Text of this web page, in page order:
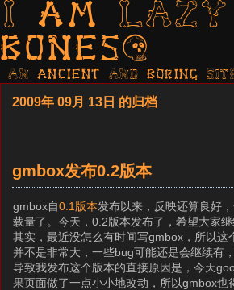
I am LAZY
bones?
AN ancient AND boring
2009年 09月 13日 的归档
gmbox发布0.2版本
gmbox自0.1版本发布以来，反映还算良好
载量了。今天，0.2版本发布了，希望大家继
其实，最近没怎么有时间写gmbox，所以这
并不是非常大，一些bug可能还是会继续有
导致我发布这个版本的直接原因是，今天
果页面做了一点小小地改动，所以gmbox也